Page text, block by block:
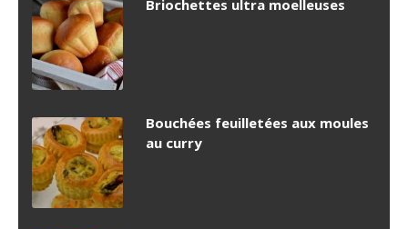
Briochettes ultra moelleuses
Bouchées feuilletées aux moules
au curry